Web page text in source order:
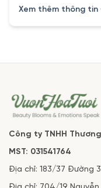
Xem thêm thông tin
Công ty TNHH
MST: 031541764
Địa chỉ: 183/37 Đường